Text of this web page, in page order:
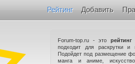
Рейтинг Добавить
Forum-top.ru - это
подходит для раскрутки и
Подойдет под размещение
манга и аниме,